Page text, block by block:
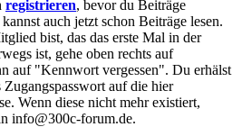
registrieren, bevor du Beiträge
auch jetzt schon Beiträge lesen.
bist, das das erste Mal in der
ist, gehe oben rechts auf
auf "Kennwort vergessen". Du erhälst
auf die hier
Wenn diese nicht mehr existiert,
info@300c-forum.de.